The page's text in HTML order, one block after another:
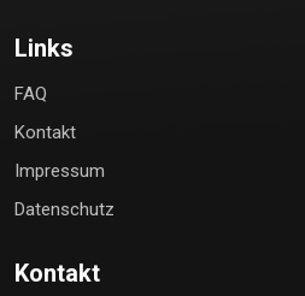
Links
FAQ
Kontakt
Impressum
Datenschutz
Kontakt